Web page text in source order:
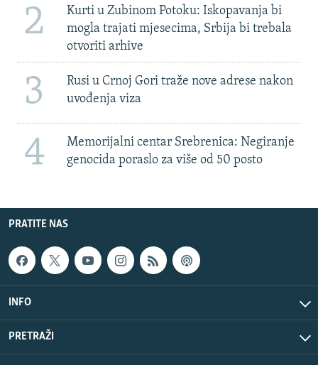
2
Kurti u Zubinom Potoku: Iskopavanja bi
mogla trajati mjesecima, Srbija bi trebala
otvoriti arhive
3
Rusi u Crnoj Gori traže nove adrese nakon
uvođenja viza
4
Memorijalni centar Srebrenica: Negiranje
genocida poraslo za više od 50 posto
PRATITE NAS
INFO
PRETRAŽI